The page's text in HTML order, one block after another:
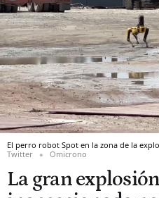
El perro robot Spot en la zona de la
Twitter
Omicrono
La gran